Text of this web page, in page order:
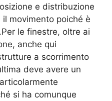
e distribuzione
movimento poiché è
le finestre, oltre ai
anche qui
a scorrimento
deve avere un
si ha comunque